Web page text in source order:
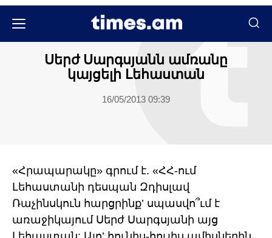
Սերժ Սարգսյանն ամռանը
կայցելի Լեհաստան
16/05/2013 09:39
«Հրապարակը» գրում է. «ՀՀ-ում
Լեհաստանի դեսպան Զդիսլավ
Ռաչինսկուն հարցրինք’ սպասվո՞ւմ է
առաջիկայում Սերժ Սարգսյանի այց